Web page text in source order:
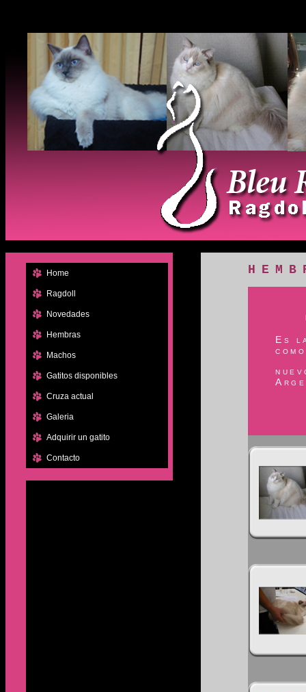
Home
Ragdoll
Novedades
Hembras
Machos
Gatitos disponibles
Cruza actual
Galeria
Adquirir un gatito
Contacto
Es